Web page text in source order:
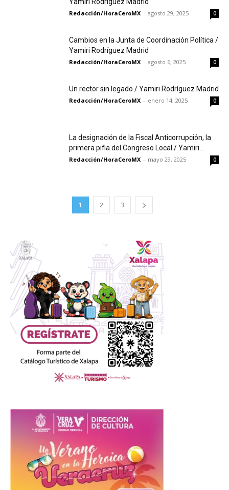
Redacción/HoraCeroMX - agosto 29, 2025 0
Cambios en la Junta de Coordinación Política /
Yamiri Rodríguez Madrid
Redacción/HoraCeroMX - agosto 6, 2025 0
Un rector sin legado / Yamiri Rodríguez Madrid
Redacción/HoraCeroMX - enero 14, 2025 0
La designación de la Fiscal Anticorrupción, la
primera pifia del Congreso Local / Yamiri...
Redacción/HoraCeroMX - mayo 29, 2025 0
1 2 3